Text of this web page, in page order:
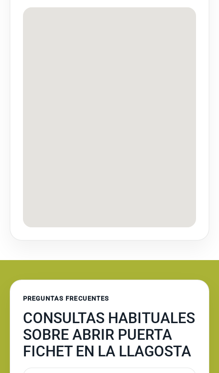
PREGUNTAS FRECUENTES
CONSULTAS HABITUALES
SOBRE ABRIR PUERTA
FICHET EN LA LLAGOSTA